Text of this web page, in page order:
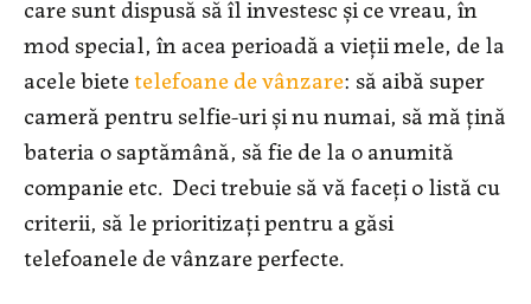
care sunt dispusă să îl investesc și ce vreau, în
mod special, în acea perioadă a vieții mele, de la
acele bietetelefoane de vânzare: să aibă super
cameră pentru selfie-uri și nu numai, să mă țină
bateria o saptămână, să fie de la o anumită
companie etc. Deci trebuie să vă faceți o listă cu
criterii, să le prioritizați pentru a găsi
telefoanele de vânzare perfecte.